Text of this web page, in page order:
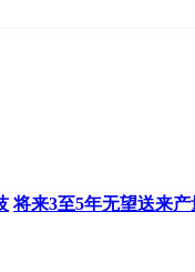
将来3至5年无望送来